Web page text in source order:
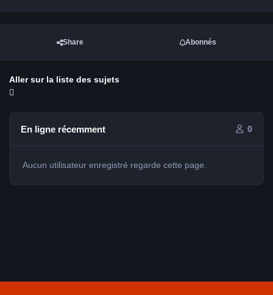
Share Abonnés
Aller sur la liste des sujets
En ligne récemment 0
Aucun utilisateur enregistré regarde cette page.